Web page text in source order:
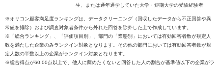
生、または通年通学していた大学・短期大学の受験経験者
※オリコン顧客満足度ランキングは、データクリーニング（回収したデータから不正回答や異
常値を排除）および調査対象者条件から外れた回答を除外した上で作成しています。
※「総合ランキング」、「評価項目別」、部門の「業態別」においては有効回答者数が規定人
数を満たした企業のみランクイン対象となります。その他の部門においては有効回答者数が規
定人数の半数以上の企業がランクイン対象となります。
※総合得点が60.00点以上で、他人に薦めたくないと回答した人の割合が基準値以下の企業がラ